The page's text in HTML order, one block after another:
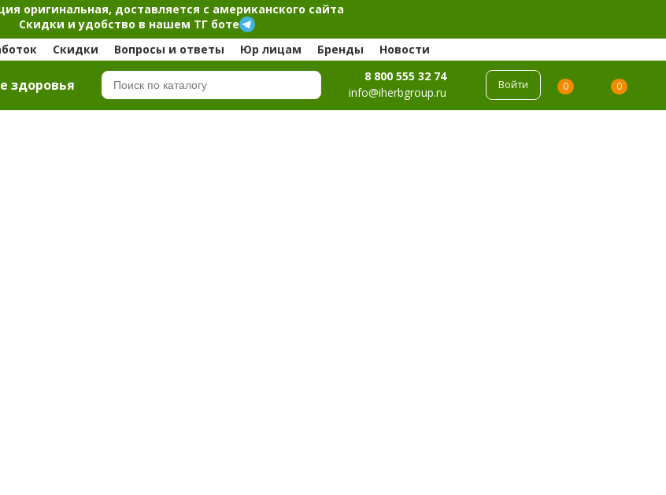
оригинальная, доставляется с американского сайта
Скидки и удобство в нашем ТГ боте
Скидки Вопросы и ответы Юр лицам Бренды Новости
здоровья
8 800 555 32 74
info@iherbgroup.ru
Войти 0 0